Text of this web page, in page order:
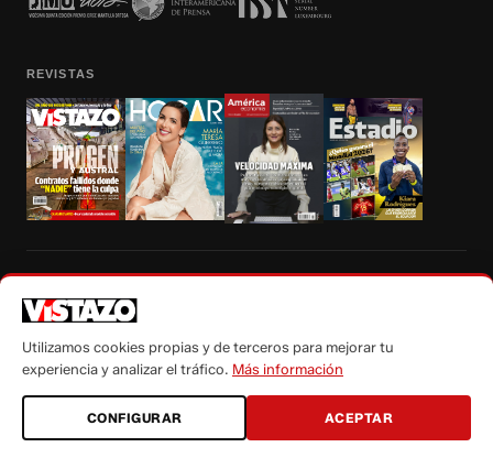
REVISTAS
autorización escrita de su titular, de todos los contenidos de Vistazo.com.
Utilizamos cookies propias y de terceros para mejorar tu
experiencia y analizar el tráfico. Más información
CONFIGURAR ACEPTAR